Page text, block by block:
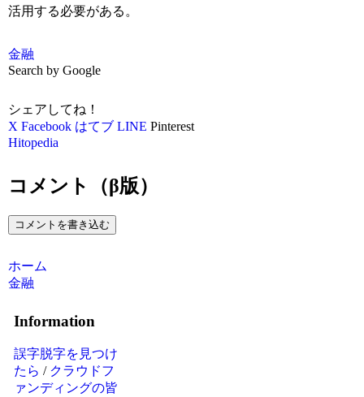
活用する必要がある。
金融
Search by Google
シェアしてね！
X Facebook はてブ LINE Pinterest
Hitopedia
コメント（β版）
コメントを書き込む
ホーム
金融
Information
誤字脱字を見つけ
たら / クラウドフ
ァンディングの皆